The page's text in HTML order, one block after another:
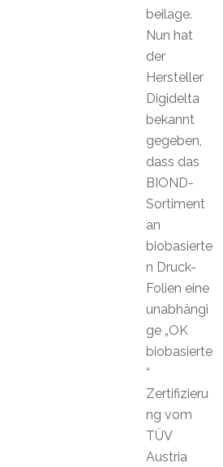
beilage.
Nun hat
der
Hersteller
Digidelta
bekannt
gegeben,
dass das
BIOND-
Sortiment
an
biobasierte
n Druck-
Folien eine
unabhängi
ge „OK
biobasierte
“
Zertifizieru
ng vom
TÜV
Austria